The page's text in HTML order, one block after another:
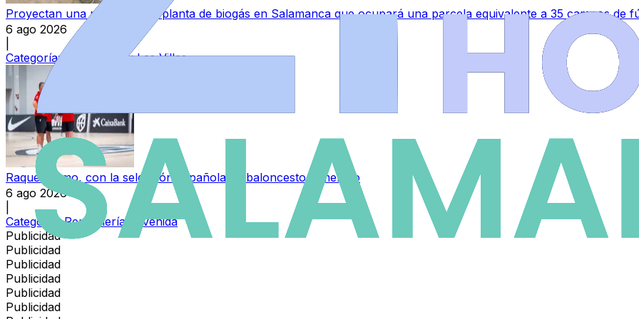
Proyectan una nueva macroplanta de biogás en Salamanca que ocupará una parcela equivalente a 35 campos de
6 ago 2026
Categoría:
Peñaranda y Las Villas
Raquel Romo, con la selección española de baloncesto femenino
6 ago 2026
Categoría:Perfumerías Avenida
Publicidad
Publicidad
Publicidad
Publicidad
Publicidad
Publicidad